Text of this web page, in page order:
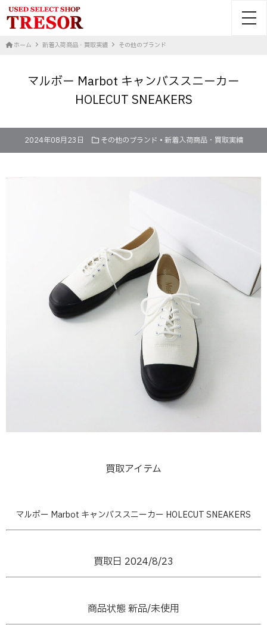
ホーム 新着入荷商品・買取実績 その他のブランド
マルボー Marbot キャンバススニーカー
HOLECUT SNEAKERS
2024年08月23日 その他のブランド • 新着入荷商品・買取実績
買取アイテム
マルボー Marbot キャンバススニーカー HOLECUT SNEAKERS
買取日 2024/8/23
商品状態 新品/未使用